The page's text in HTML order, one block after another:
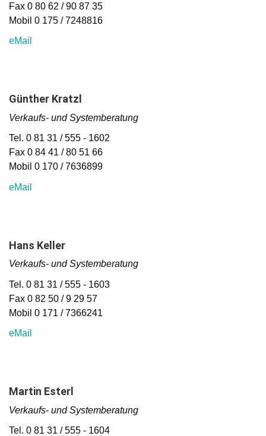
Fax 0 80 62 / 90 87 35
Mobil 0 175 / 7248816
eMail
Günther Kratzl
Verkaufs- und Systemberatung
Tel. 0 81 31 / 555 - 1602
Fax 0 84 41 / 80 51 66
Mobil 0 170 / 7636899
eMail
Hans Keller
Verkaufs- und Systemberatung
Tel. 0 81 31 / 555 - 1603
Fax 0 82 50 / 9 29 57
Mobil 0 171 / 7366241
eMail
Martin Esterl
Verkaufs- und Systemberatung
Tel. 0 81 31 / 555 - 1604